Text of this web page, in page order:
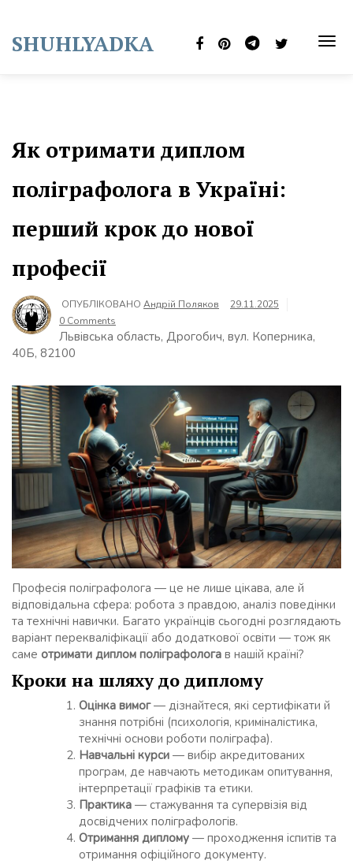
content
SHUHLYADKA
Як отримати диплом
поліграфолога в Україні:
перший крок до нової
професії
ОПУБЛІКОВАНО Андрій Поляков
29.11.2025
0 Comments
Львівська область, Дрогобич, вул. Коперника,
40Б, 82100
Професія поліграфолога — це не лише цікава, але й
відповідальна сфера: робота з правдою, аналіз поведінки
та технічні навички. Багато українців сьогодні розглядають
варіант перекваліфікації або додаткової освіти — тож як
саме отримати диплом поліграфолога в нашій країні?
Кроки на шляху до диплому
Оцінка вимог— дізнайтеся, які сертифікати й
знання потрібні (психологія, криміналістика,
технічні основи роботи поліграфа).
Навчальні курси — вибір акредитованих
програм, де навчають методикам опитування,
інтерпретації графіків та етики.
Практика — стажування та супервізія від
досвідчених поліграфологів.
Отримання диплому — проходження іспитів та
отримання офіційного документу.